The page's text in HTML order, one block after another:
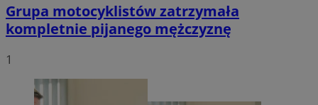
Grupa motocyklistów zatrzymała
kompletnie pijanego mężczyznę
1